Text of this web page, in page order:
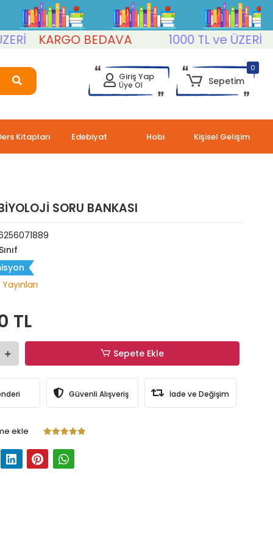
KARGO BEDAVA 1000 TL ve ÜZERİ
Giriş Yap
Üye Ol
0
Sepetim
Kitapları Edebiyat Hobi Kişisel Gelişim
SORU BANKASI
Yayınları
TL
Sepete Ekle
Güvenli Alışveriş İade ve Değişim
ekle